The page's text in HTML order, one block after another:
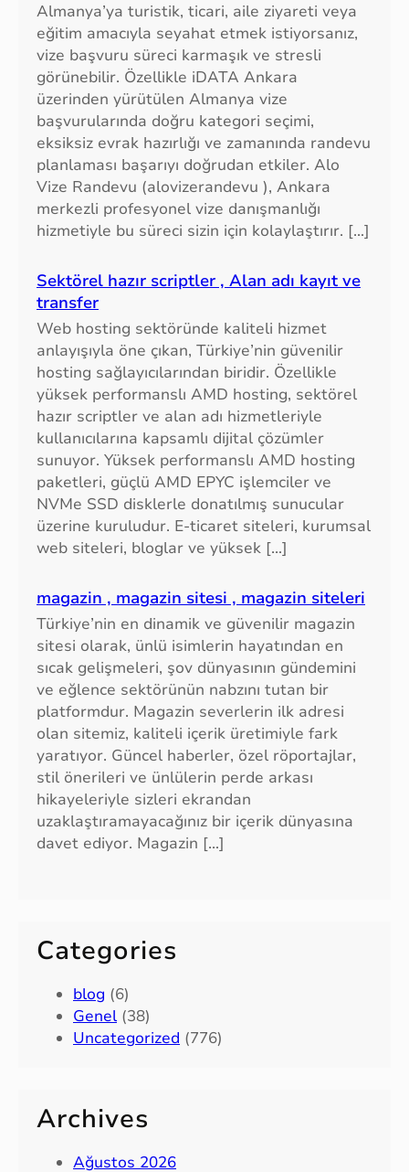
Almanya’ya turistik, ticari, aile ziyareti veya
eğitim amacıyla seyahat etmek istiyorsanız,
vize başvuru süreci karmaşık ve stresli
görünebilir. Özellikle iDATA Ankara
üzerinden yürütülen Almanya vize
başvurularında doğru kategori seçimi,
eksiksiz evrak hazırlığı ve zamanında randevu
planlaması başarıyı doğrudan etkiler. Alo
Vize Randevu (alovizerandevu ), Ankara
merkezli profesyonel vize danışmanlığı
hizmetiyle bu süreci sizin için kolaylaştırır. […]
Sektörel hazır scriptler , Alan adı kayıt ve
transfer
Web hosting sektöründe kaliteli hizmet
anlayışıyla öne çıkan, Türkiye’nin güvenilir
hosting sağlayıcılarından biridir. Özellikle
yüksek performanslı AMD hosting, sektörel
hazır scriptler ve alan adı hizmetleriyle
kullanıcılarına kapsamlı dijital çözümler
sunuyor. Yüksek performanslı AMD hosting
paketleri, güçlü AMD EPYC işlemciler ve
NVMe SSD disklerle donatılmış sunucular
üzerine kuruludur. E-ticaret siteleri, kurumsal
web siteleri, bloglar ve yüksek […]
magazin , magazin sitesi , magazin siteleri
Türkiye’nin en dinamik ve güvenilir magazin
sitesi olarak, ünlü isimlerin hayatından en
sıcak gelişmeleri, şov dünyasının gündemini
ve eğlence sektörünün nabzını tutan bir
platformdur. Magazin severlerin ilk adresi
olan sitemiz, kaliteli içerik üretimiyle fark
yaratıyor. Güncel haberler, özel röportajlar,
stil önerileri ve ünlülerin perde arkası
hikayeleriyle sizleri ekrandan
uzaklaştıramayacağınız bir içerik dünyasına
davet ediyor. Magazin […]
Categories
blog (6)
Genel (38)
Uncategorized (776)
Archives
Ağustos 2026